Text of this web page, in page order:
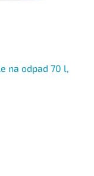
na odpad 70 l,